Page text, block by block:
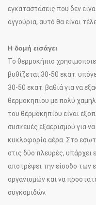
εγκαταστάσεις που δεν
αγγούρια, αυτό θα είναι
Η δομή εισάγει
Το θερμοκήπιο
βυθίζεται 30-50 εκατ.
30-50 εκατ. βαθιά για να
θερμοκηπίου με πολύ
του θερμοκηπίου είναι
συσκευές εξαερισμού για
κυκλοφορία αέρα. Στο
στις δύο πλευρές, υπάρχει
αποτρέψει την είσοδο των
οργανισμών και να
συγκομιδών.